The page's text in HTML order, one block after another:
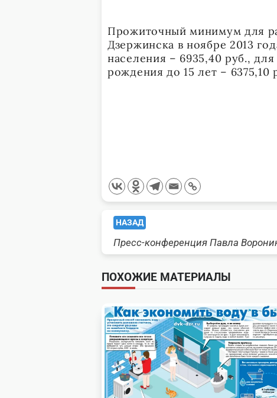
Прожиточный минимум для
Дзержинска в ноябре 2013
населения – 6935,40 руб.,
рождения до 15 лет – 6375,10
<span
class="nav-
subtitle
screen-
reader-
text">Page</span>
НАЗАД
Пресс-конференция Павла
ПОХОЖИЕ МАТЕРИАЛЫ